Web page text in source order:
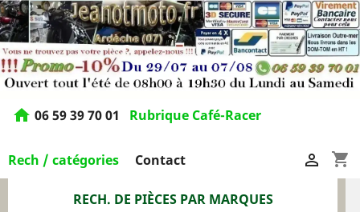
home 06 59 39 70 01 Rubrique Café-Racer
Rech / catégories Contact shopping_cart

RECH. DE PIÈCES PAR MARQUES